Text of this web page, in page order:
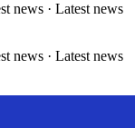
news · Latest news
news · Latest news